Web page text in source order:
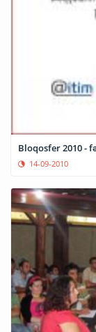
Bloqosfer 2010 -
14-09-2010